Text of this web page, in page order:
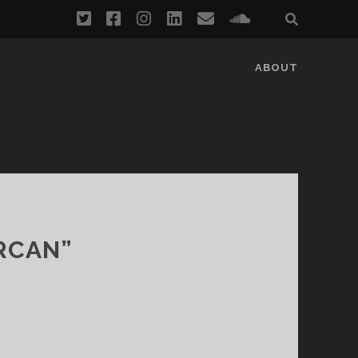
twitterfacebookinstagram
linkedin
emailsoundcloud
ABOUT